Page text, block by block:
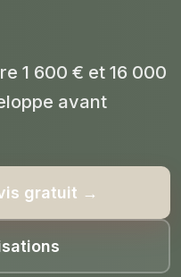
1 600 € et 16 000
avant
gratuit →